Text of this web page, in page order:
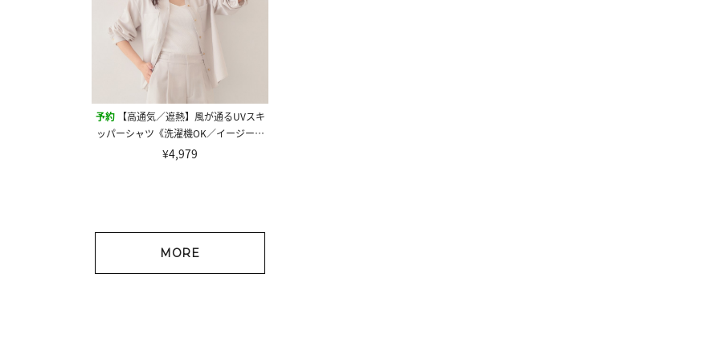
予約
【高通気／遮熱】風が通るUVスキ
ッパーシャツ《洗濯機OK／イージーア
イロン／防シワ》
¥4,979
MORE